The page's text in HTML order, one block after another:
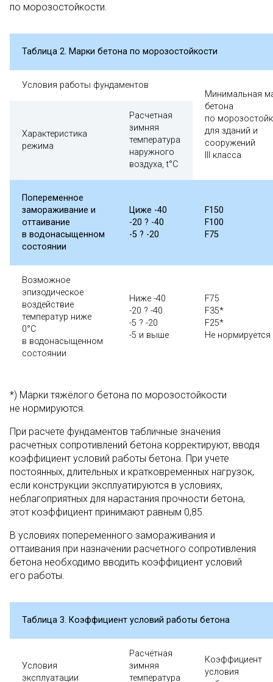
по морозостойкости.
Таблица 2. Марки бетона по морозостойкости
Условия работы фундаментов
Минимальная
бетона
по
для зданий и
сооружений
III класса
Характеристика
режима
Расчетная
зимняя
температура
наружного
воздуха, t°C
Попеременное
замораживание и
оттаивание
в водонасыщенном
состоянии
Циже -40
-20 ? -40
-5 ? -20
F150
F100
F75
Возможное
эпизодическое
воздействие
температур ниже
0°С
в водонасыщенном
состоянии
Ниже -40
-20 ? -40
-5 ? -20
-5 и выше
F75
F35*
F25*
Не нормируется
*) Марки тяжёлого бетона по морозостойкости
не нормируются.
При расчете фундаментов табличные значения
расчетных сопротивлений бетона корректируют, вводя
коэффициент условий работы бетона. При учете
постоянных, длительных и кратковременных нагрузок,
если конструкции эксплуатируются в условиях,
неблагоприятных для нарастания прочности бетона,
этот коэффициент принимают равным 0,85.
В условиях попеременного замораживания и
оттаивания при назначении расчетного сопротивления
бетона необходимо вводить коэффициент условий
его работы.
Таблица 3. Коэффициент условий работы бетона
Условия
эксплуатации
Расчётная
зимняя
температура
Коэффициент
условия